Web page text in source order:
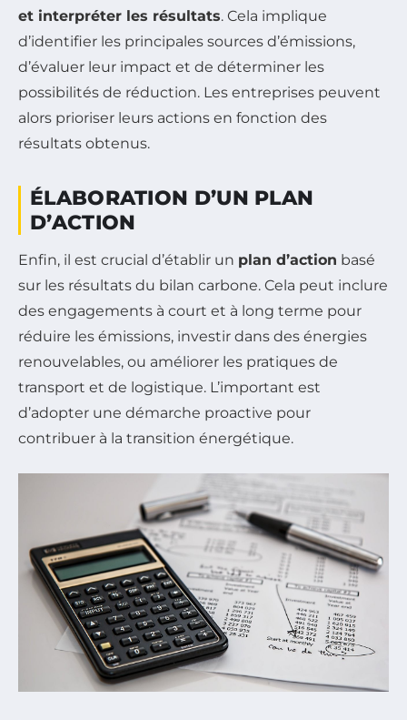
et interpréter les résultats. Cela implique
d’identifier les principales sources d’émissions,
d’évaluer leur impact et de déterminer les
possibilités de réduction. Les entreprises peuvent
alors prioriser leurs actions en fonction des
résultats obtenus.
ÉLABORATION D’UN PLAN
D’ACTION
Enfin, il est crucial d’établir un plan d’action basé
sur les résultats du bilan carbone. Cela peut inclure
des engagements à court et à long terme pour
réduire les émissions, investir dans des énergies
renouvelables, ou améliorer les pratiques de
transport et de logistique. L’important est
d’adopter une démarche proactive pour
contribuer à la transition énergétique.